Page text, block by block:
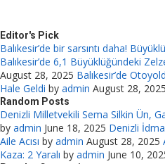
Editor's Pick
Balıkesir’de bir sarsıntı daha!
Balıkesir’de 6,1 Büyüklüğündeki
August 28, 2025 Balıkesir’de
Hale Geldi by admin August 28, 2025
Random Posts
Denizli Milletvekili Sema Silkin Ün,
by admin June 18, 2025 Denizli
Aile Acısı by admin August 28, 2025
Kaza: 2 Yaralı by admin June 10,